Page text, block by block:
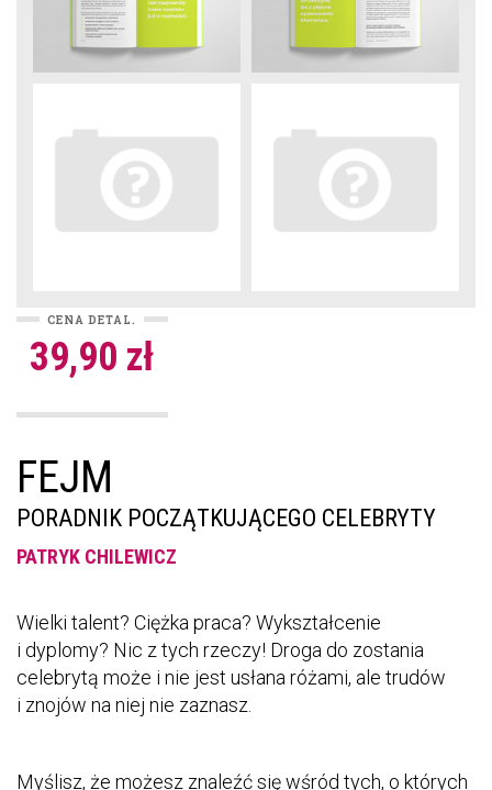
CENA DETAL.
39,90 zł
FEJM
PORADNIK POCZĄTKUJĄCEGO CELEBRYTY
PATRYK CHILEWICZ
Wielki talent? Ciężka praca? Wykształcenie
i dyplomy? Nic z tych rzeczy! Droga do zostania
celebrytą może i nie jest usłana różami, ale trudów
i znojów na niej nie zaznasz.
Myślisz, że możesz znaleźć się wśród tych, o których